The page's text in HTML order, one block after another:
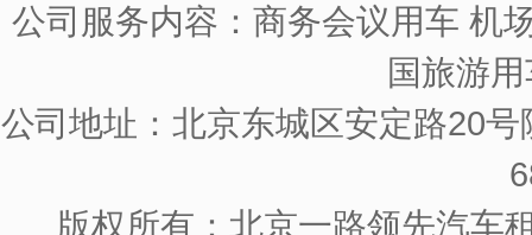
公司服务内容：商务会议用车 机
国旅游
公司地址：北京东城区安定路20
版权所有：北京一路领先汽车